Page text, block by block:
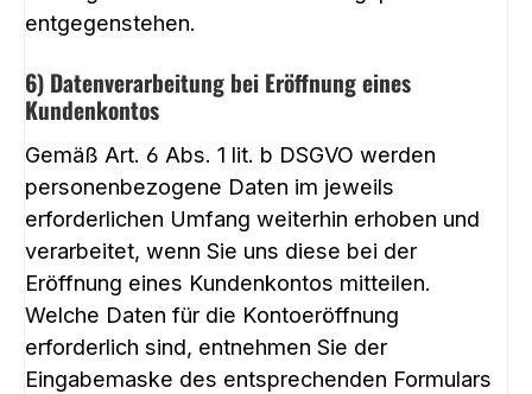
entgegenstehen.
6) Datenverarbeitung bei Eröffnung eines
Kundenkontos
Gemäß Art. 6 Abs. 1 lit. b DSGVO werden
personenbezogene Daten im jeweils
erforderlichen Umfang weiterhin erhoben und
verarbeitet, wenn Sie uns diese bei der
Eröffnung eines Kundenkontos mitteilen.
Welche Daten für die Kontoeröffnung
erforderlich sind, entnehmen Sie der
Eingabemaske des entsprechenden Formulars